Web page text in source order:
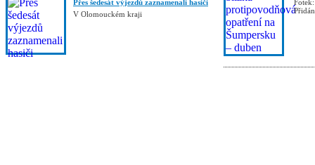
Přes šedesát výjezdů zaznamenali hasiči
V Olomouckém kraji